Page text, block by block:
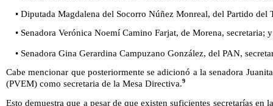
• Diputada Magdalena del Socorro Núñez Monreal, del Partido del
• Senadora Verónica Noemí Camino Farjat, de Morena, secretaria; y
• Senadora Gina Gerardina Campuzano González, del PAN,
Cabe mencionar que posteriormente se adicionó a la senadora
(PVEM) como secretaria de la Mesa Directiva.9
Esto demuestra que a pesar de que existen suficientes secretarías en